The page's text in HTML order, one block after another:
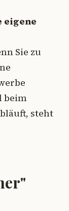
eigene
Sie zu
beim
steht